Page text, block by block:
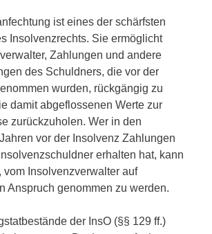
ist eines der schärfsten
Insolvenzrechts. Sie ermöglicht
Zahlungen und andere
des Schuldners, die vor der
wurden, rückgängig zu
damit abgeflossenen Werte zur
zurückzuholen. Wer in den
vor der Insolvenz Zahlungen
erhalten hat, kann
vom Insolvenzverwalter auf
Anspruch genommen zu werden.
der InsO (§§ 129 ff.)